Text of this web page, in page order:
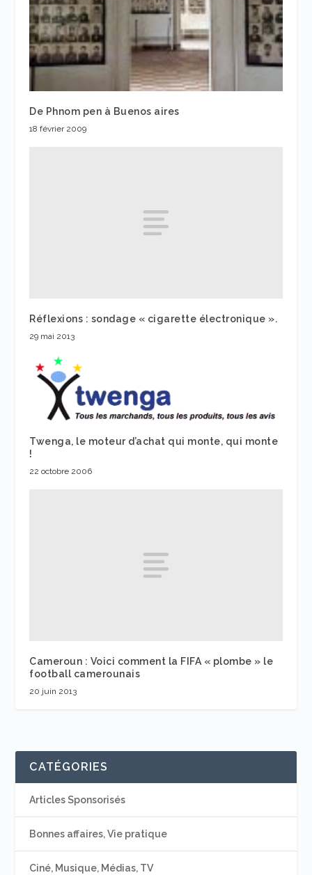
De Phnom pen à Buenos aires
18 février 2009
Réflexions : sondage « cigarette électronique ».
29 mai 2013
Twenga, le moteur d’achat qui monte, qui monte
!
22 octobre 2006
Cameroun : Voici comment la FIFA « plombe » le
football camerounais
20 juin 2013
CATÉGORIES
Articles Sponsorisés
Bonnes affaires, Vie pratique
Ciné, Musique, Médias, TV